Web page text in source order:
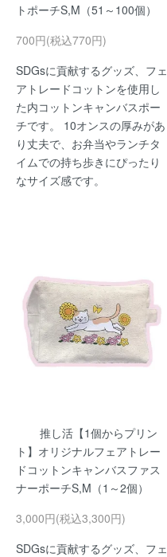
トポーチS,M（51～100個）
700円(税込770円)
SDGsに貢献するグッズ、フェ
アトレードコットンを使用し
た内コットンキャンバスポー
チです。 10オンスの厚みがあ
り丈夫で、お弁当やランチタ
イムでの持ち歩きにぴったり
なサイズ感です。
推し活【1個からプリン
ト】オリジナルフェアトレー
ドコットンキャンバスファス
ナーポーチS,M（1～2個）
3,000円(税込3,300円)
SDGsに貢献するグッズ、フェ